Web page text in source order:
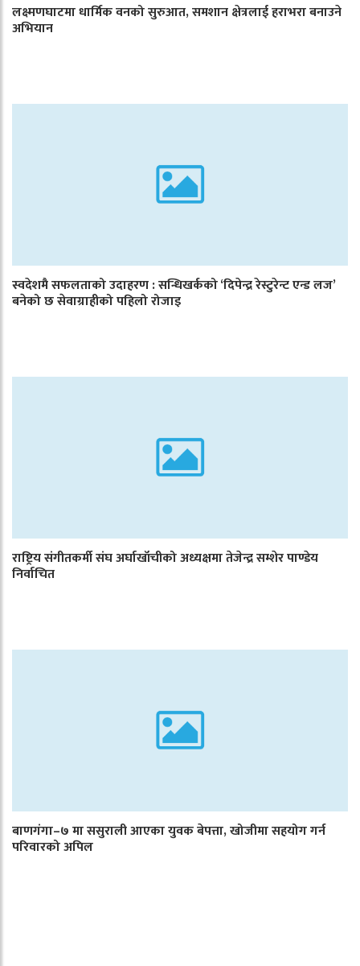
लक्ष्मणघाटमा धार्मिक वनको सुरुआत, समशान क्षेत्रलाई हराभरा बनाउने
अभियान
स्वदेशमै सफलताको उदाहरण : सन्धिखर्कको ‘दिपेन्द्र रेस्टुरेन्ट एन्ड लज’
बनेको छ सेवाग्राहीको पहिलो रोजाइ
राष्ट्रिय संगीतकर्मी संघ अर्घाखाँचीको अध्यक्षमा तेजेन्द्र सम्शेर पाण्डेय
निर्वाचित
बाणगंगा–७ मा ससुराली आएका युवक बेपत्ता, खोजीमा सहयोग गर्न
परिवारको अपिल